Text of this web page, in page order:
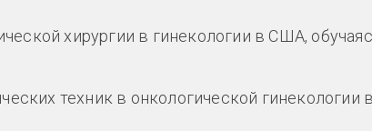
хирургии в гинекологии в США,
техник в онкологической гинекологии